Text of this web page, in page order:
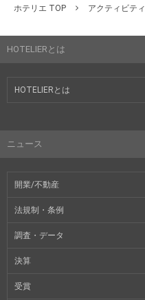
ホテリエ TOP アクティビティ
HOTELIERとは
HOTELIERとは
ニュース
開業/不動産
法規制・条例
調査・データ
決算
受賞